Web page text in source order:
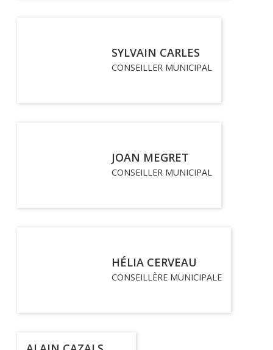
SYLVAIN CARLES
CONSEILLER MUNICIPAL
JOAN MEGRET
CONSEILLER MUNICIPAL
HÉLIA CERVEAU
CONSEILLÈRE MUNICIPALE